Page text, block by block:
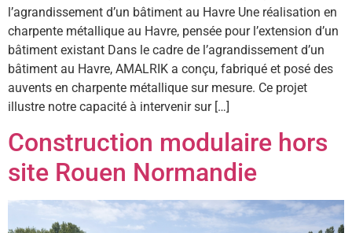
l’agrandissement d’un bâtiment au Havre Une réalisation en
charpente métallique au Havre, pensée pour l’extension d’un
bâtiment existant Dans le cadre de l’agrandissement d’un
bâtiment au Havre, AMALRIK a conçu, fabriqué et posé des
auvents en charpente métallique sur mesure. Ce projet
illustre notre capacité à intervenir sur […]
Construction modulaire hors
site Rouen Normandie